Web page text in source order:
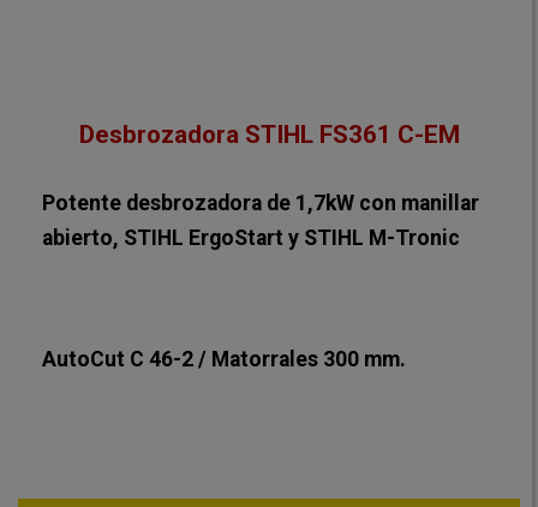
Desbrozadora STIHL FS361 C-EM
Potente desbrozadora de 1,7kW con manillar
abierto, STIHL ErgoStart y STIHL M-Tronic
AutoCut C 46-2 / Matorrales 300 mm.